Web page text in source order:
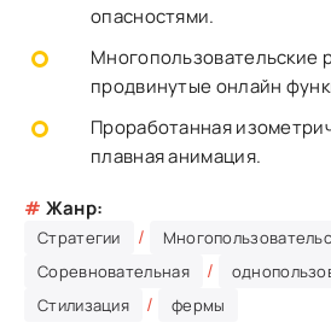
опасностями.
Многопользовательские
продвинутые онлайн
Проработанная
плавная анимация.
# Жанр:
Стратегии /
Соревновательная /
Стилизация / фермы